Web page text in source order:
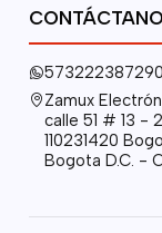
573222387290
Zamux
calle 51 # 13 -
110231420
Bogota D.C. -